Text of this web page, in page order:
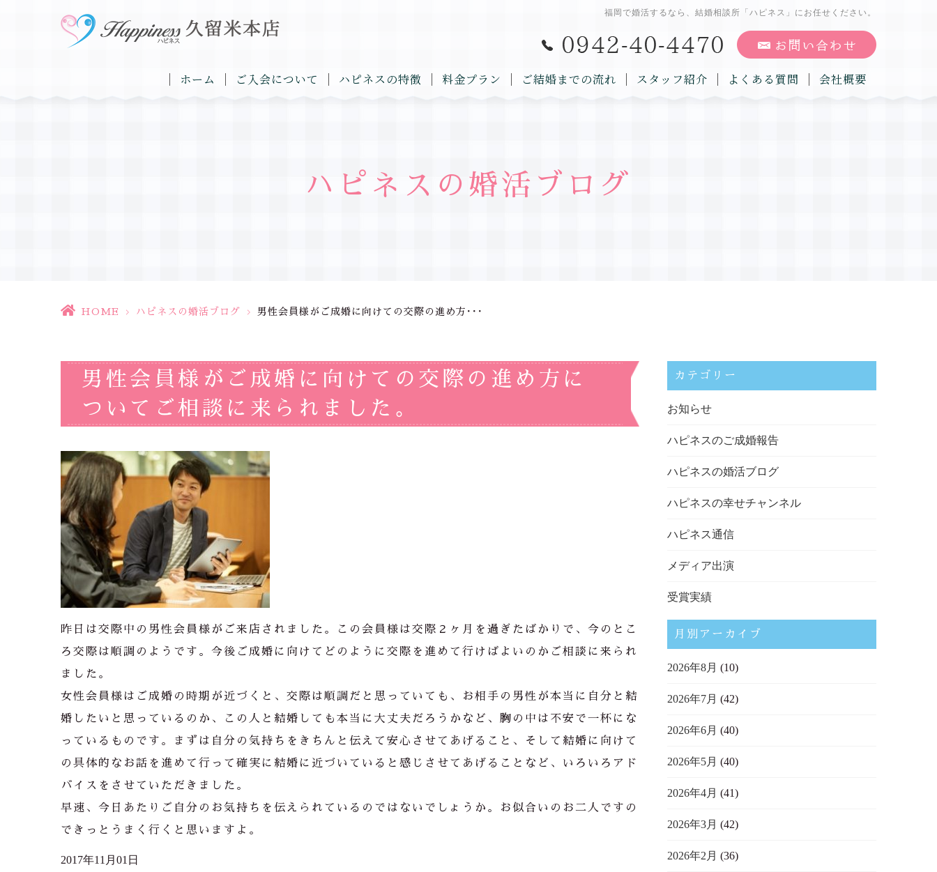
福岡で婚活するなら、結婚相談所「ハピネス」にお任せください。
ホーム ご入会について ハピネスの特徴 料金プラン ご結婚までの流れ スタッフ紹介 よくある質問 会社概要
ハピネスの婚活ブログ
HOME > ハピネスの婚活ブログ > 男性会員様がご成婚に向けての交際の進め方･･･
男性会員様がご成婚に向けての交際の進め方に
ついてご相談に来られました。
昨日は交際中の男性会員様がご来店されました。この会員様は交際２ヶ月を過ぎたばかりで、今のとこ
ろ交際は順調のようです。今後ご成婚に向けてどのように交際を進めて行けばよいのかご相談に来られ
ました。
女性会員様はご成婚の時期が近づくと、交際は順調だと思っていても、お相手の男性が本当に自分と結
婚したいと思っているのか、この人と結婚しても本当に大丈夫だろうかなど、胸の中は不安で一杯にな
っているものです。まずは自分の気持ちをきちんと伝えて安心させてあげること、そして結婚に向けて
の具体的なお話を進めて行って確実に結婚に近づいていると感じさせてあげることなど、いろいろアド
バイスをさせていただきました。
早速、今日あたりご自分のお気持ちを伝えられているのではないでしょうか。お似合いのお二人ですの
できっとうまく行くと思いますよ。
2017年11月01日
カテゴリー
お知らせ
ハピネスのご成婚報告
ハピネスの婚活ブログ
ハピネスの幸せチャンネル
ハピネス通信
メディア出演
受賞実績
月別アーカイブ
2026年8月 (10)
2026年7月 (42)
2026年6月 (40)
2026年5月 (40)
2026年4月 (41)
2026年3月 (42)
2026年2月 (36)